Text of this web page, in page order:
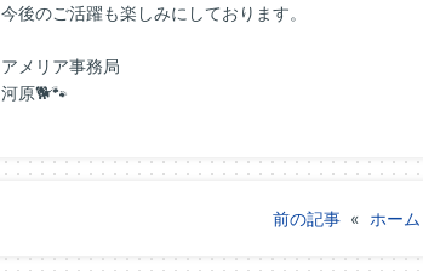
今後のご活躍も楽しみにしております。
アメリア事務局
河原🐕🐾
前の記事 « ホーム